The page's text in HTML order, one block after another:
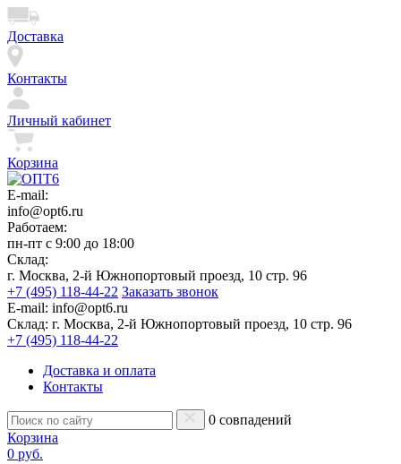
Доставка
Контакты
Личный кабинет
Корзина
E-mail:
info@opt6.ru
Работаем:
пн-пт с 9:00 до 18:00
Склад:
г. Москва, 2-й Южнопортовый проезд, 10 стр. 96
+7 (495) 118-44-22 Заказать звонок
E-mail: info@opt6.ru
Склад: г. Москва, 2-й Южнопортовый проезд, 10 стр. 96
+7 (495) 118-44-22
Доставка и оплата
Контакты
0 совпадений
Корзина
0 руб.